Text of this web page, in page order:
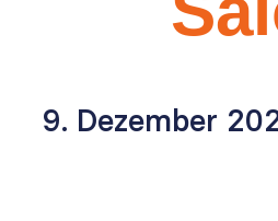
9. Dezember